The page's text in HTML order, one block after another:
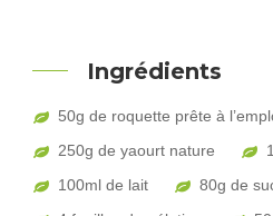
Ingrédients
50g de roquette prête à
250g de yaourt nature
100ml de lait
80g de